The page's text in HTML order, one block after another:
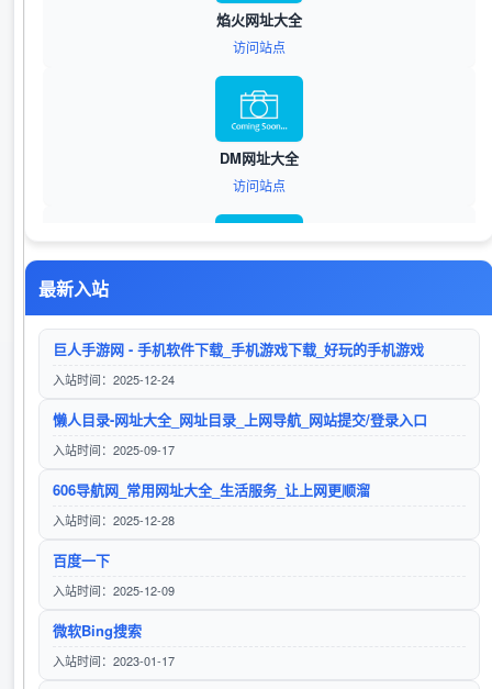
焰火网址大全
访问站点
DM网址大全
访问站点
笛链导航
最新入站
巨人手游网 - 手机软件下载_手机游戏下载_好玩的手机游戏
入站时间：2025-12-24
懒人目录-网址大全_网址目录_上网导航_网站提交/登录入口
入站时间：2025-09-17
606导航网_常用网址大全_生活服务_让上网更顺溜
入站时间：2025-12-28
百度一下
入站时间：2025-12-09
微软Bing搜索
入站时间：2023-01-17